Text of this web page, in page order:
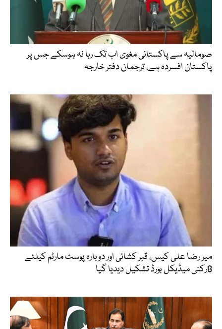
صومالیہ سے پاکستانی مغوی اب تک رہا نہ ہوسکے جس پر
پاکستان افسردہ ہے، ترجمان دفتر خارجہ
میر رضا علی کیس، قبر کشائی اور دوبارہ پوسٹ مارٹم کیلئے
8رکنی میڈیکل بورڈ تشکیل دیدیا گیا